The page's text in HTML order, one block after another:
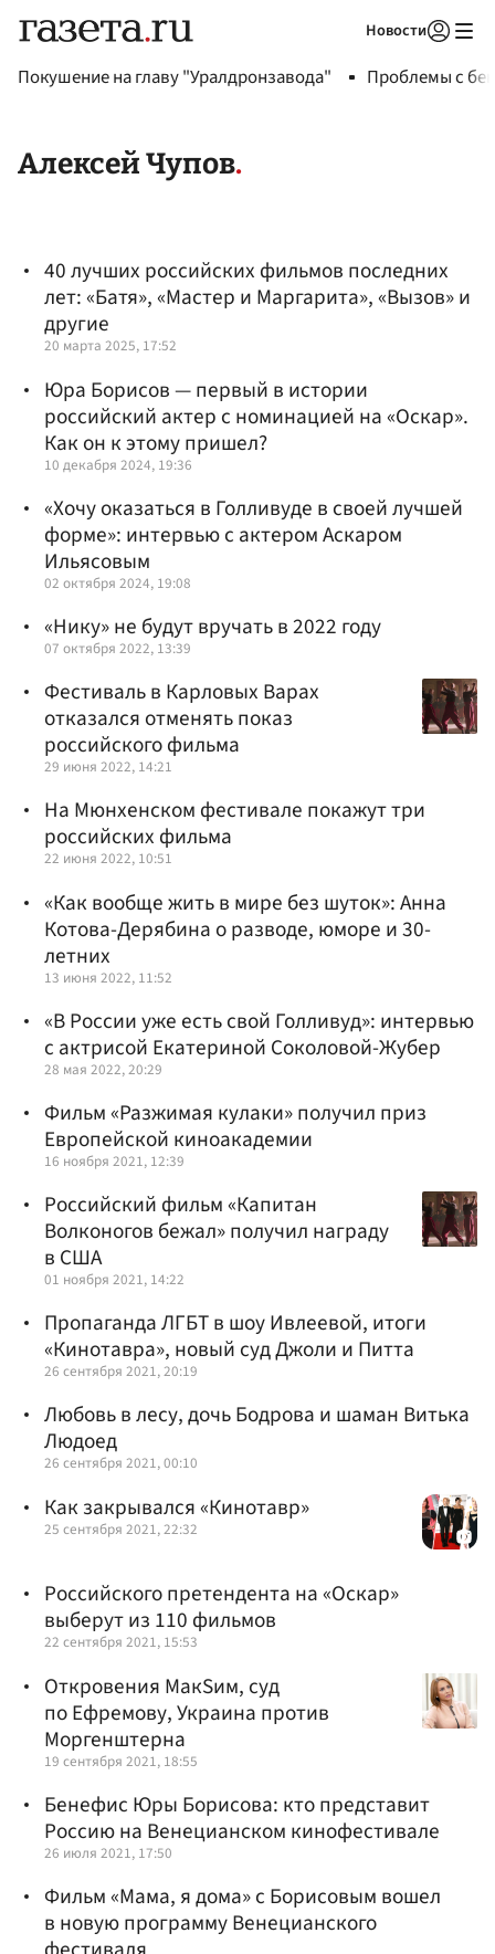
Новости
Покушение на главу "Уралдронзавода" Проблемы с
Алексей Чупов
40 лучших российских фильмов последних
лет: «Батя», «Мастер и Маргарита», «Вызов» и
другие
20 марта 2025, 17:52
Юра Борисов — первый в истории
российский актер с номинацией на «Оскар».
Как он к этому пришел?
10 декабря 2024, 19:36
«Хочу оказаться в Голливуде в своей лучшей
форме»: интервью с актером Аскаром
Ильясовым
02 октября 2024, 19:08
«Нику» не будут вручать в 2022 году
07 октября 2022, 13:39
Фестиваль в Карловых Варах
отказался отменять показ
российского фильма
29 июня 2022, 14:21
На Мюнхенском фестивале покажут три
российских фильма
22 июня 2022, 10:51
«Как вообще жить в мире без шуток»: Анна
Котова-Дерябина о разводе, юморе и 30-
летних
13 июня 2022, 11:52
«В России уже есть свой Голливуд»: интервью
с актрисой Екатериной Соколовой-Жубер
28 мая 2022, 20:29
Фильм «Разжимая кулаки» получил приз
Европейской киноакадемии
16 ноября 2021, 12:39
Российский фильм «Капитан
Волконогов бежал» получил награду
в США
01 ноября 2021, 14:22
Пропаганда ЛГБТ в шоу Ивлеевой, итоги
«Кинотавра», новый суд Джоли и Питта
26 сентября 2021, 20:19
Любовь в лесу, дочь Бодрова и шаман Витька
Людоед
26 сентября 2021, 00:10
Как закрывался «Кинотавр»
25 сентября 2021, 22:32
Российского претендента на «Оскар»
выберут из 110 фильмов
22 сентября 2021, 15:53
Откровения МакSим, суд
по Ефремову, Украина против
Моргенштерна
19 сентября 2021, 18:55
Бенефис Юры Борисова: кто представит
Россию на Венецианском кинофестивале
26 июля 2021, 17:50
Фильм «Мама, я дома» с Борисовым вошел
в новую программу Венецианского